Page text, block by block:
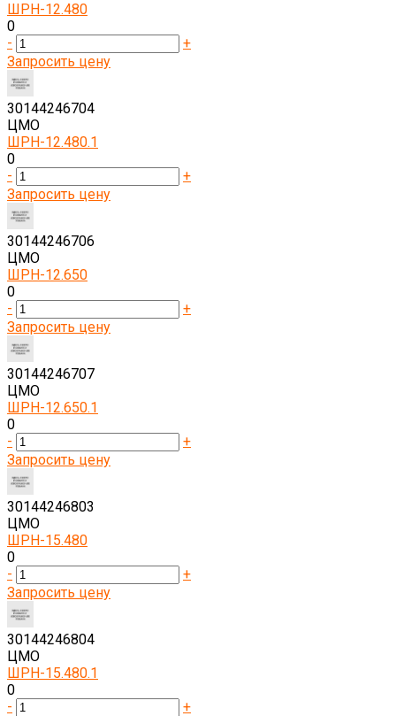
ШРН-12.480
0
-
+
Запросить цену
30144246704
ЦМО
ШРН-12.480.1
0
-
+
Запросить цену
30144246706
ЦМО
ШРН-12.650
0
-
+
Запросить цену
30144246707
ЦМО
ШРН-12.650.1
0
-
+
Запросить цену
30144246803
ЦМО
ШРН-15.480
0
-
+
Запросить цену
30144246804
ЦМО
ШРН-15.480.1
0
-
+